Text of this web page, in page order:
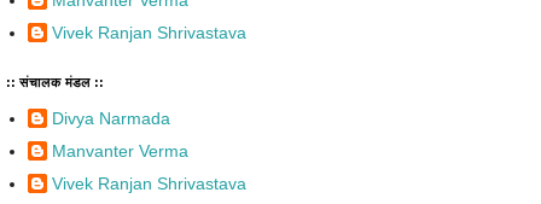
Vivek Ranjan Shrivastava
:: संचालक मंडल ::
Divya Narmada
Manvanter Verma
Vivek Ranjan Shrivastava